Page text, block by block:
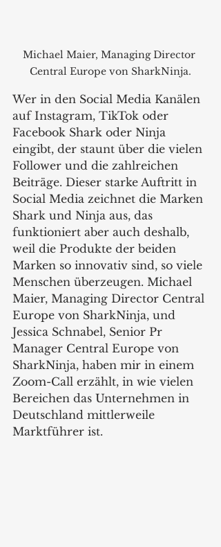
Michael Maier, Managing Director
Central Europe von SharkNinja.
Wer in den Social Media Kanälen
auf Instagram, TikTok oder
Facebook Shark oder Ninja
eingibt, der staunt über die vielen
Follower und die zahlreichen
Beiträge. Dieser starke Auftritt in
Social Media zeichnet die Marken
Shark und Ninja aus, das
funktioniert aber auch deshalb,
weil die Produkte der beiden
Marken so innovativ sind, so viele
Menschen überzeugen. Michael
Maier, Managing Director Central
Europe von SharkNinja, und
Jessica Schnabel, Senior Pr
Manager Central Europe von
SharkNinja, haben mir in einem
Zoom-Call erzählt, in wie vielen
Bereichen das Unternehmen in
Deutschland mittlerweile
Marktführer ist.